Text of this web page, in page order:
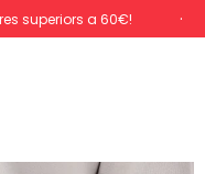
superiors a 60€!